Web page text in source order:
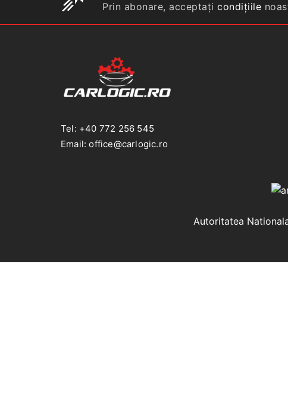
Prin abonare, acceptați condițiile
Tel: +40 772 256 545
Email: office@carlogic.ro
Autoritatea